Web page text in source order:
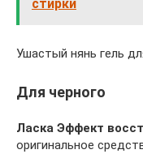
стирки
Ушастый нянь гель
Для черного
Ласка Эффект
оригинальное